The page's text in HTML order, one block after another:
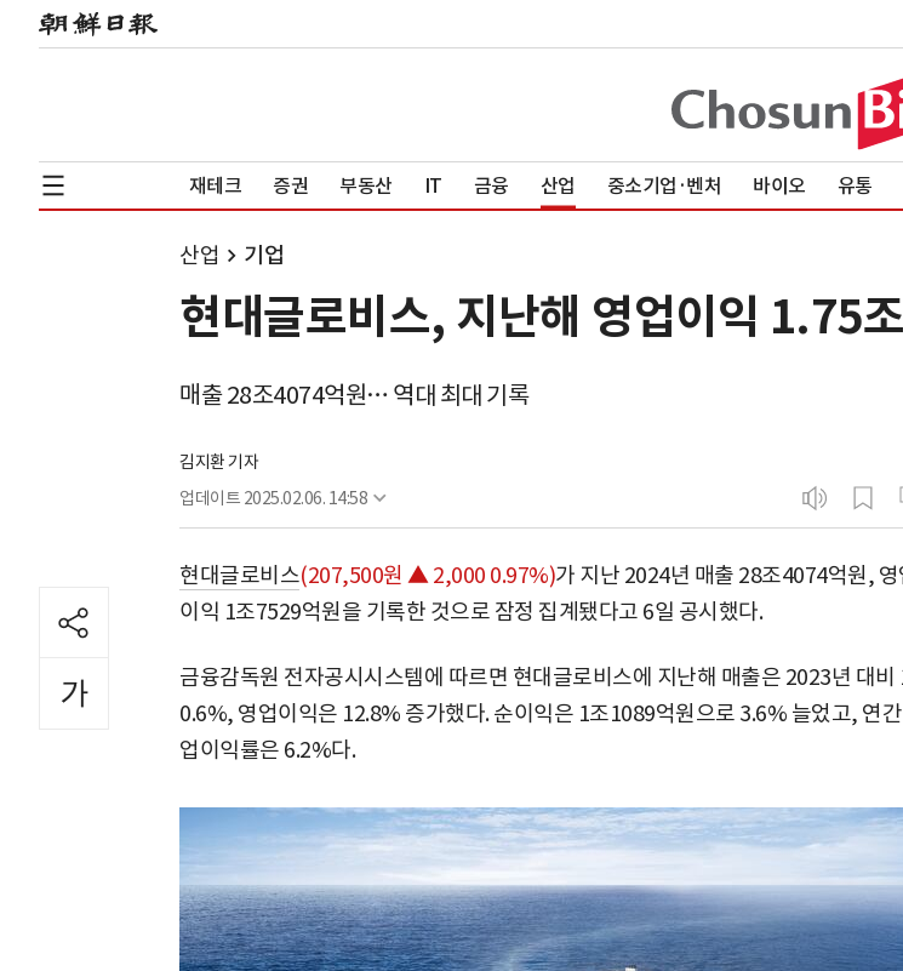
재테크 증권 부동산 IT 금융 산업 중소기업·벤처 바이오 유통
산업 기업
현대글로비스, 지난해 영업이익
매출 28조4074억원… 역대 최대 기록
김지환 기자
업데이트 2025.02.06. 14:58
현대글로비스(207,500원 ▲ 2,000 0.97%)가 지난 2024년 매출 28조4074억원, 영
이익 1조7529억원을 기록한 것으로 잠정 집계됐다고 6일 공시했다.
금융감독원 전자공시시스템에 따르면 현대글로비스에 지난해 매출은 2023년 대비
0.6%, 영업이익은 12.8% 증가했다. 순이익은 1조1089억원으로 3.6% 늘었고, 연
업이익률은 6.2%다.